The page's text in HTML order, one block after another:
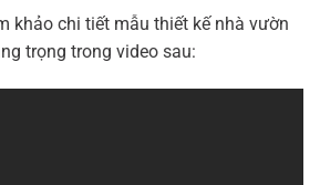
khảo chi tiết mẫu thiết kế nhà vườn
trọng trong video sau: